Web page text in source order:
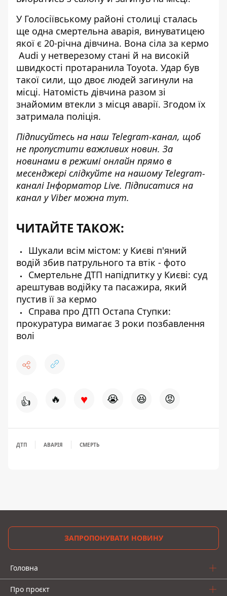
У Голосіївському районі столиці сталась
ще одна смертельна аварія, винуватицею
якої є 20-річна дівчина. Вона сіла за кермо
Audi у нетверезому стані й на високій
швидкості протаранила Toyota. Удар був
такої сили, що двоє людей загинули на
місці. Натомість дівчина разом зі
знайомим втекли з місця аварії. Згодом їх
затримала поліція.
Підписуйтесь на наш Telegram-канал, щоб
не пропустити важливих новин. За
новинами в режимі онлайн прямо в
месенджері слідкуйте на нашому Telegram-
каналі Інформатор Live. Підписатися на
канал у Viber можна тут.
ЧИТАЙТЕ ТАКОЖ:
Шукали всім містом: у Києві п'яний
водій збив патрульного та втік - фото
Смертельне ДТП напідпитку у Києві: суд
арештував водійку та пасажира, який
пустив її за кермо
Справа про ДТП Остапа Ступки:
прокуратура вимагає 3 роки позбавлення
волі
👍 🔥 ♥ 😭 😆 😡
ДТП АВАРІЯ СМЕРТЬ
ЗАПРОПОНУВАТИ НОВИНУ
Головна
Про проєкт